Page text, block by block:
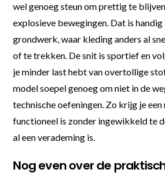
wel genoeg steun om prettig te
explosieve bewegingen. Dat is
grondwerk, waar kleding anders al
of te trekken. De snit is sportief en
je minder last hebt van overtollige
model soepel genoeg om niet in de
technische oefeningen. Zo krijg je een
functioneel is zonder ingewikkeld te
al een verademing is.
Nog even over de